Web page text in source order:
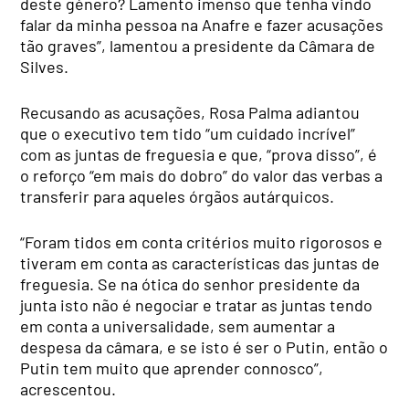
falar da minha pessoa na Anafre e fazer acusações
tão graves”, lamentou a presidente da Câmara de
Silves.
Recusando as acusações, Rosa Palma adiantou
que o executivo tem tido “um cuidado incrível”
com as juntas de freguesia e que, “prova disso”, é
o reforço “em mais do dobro” do valor das verbas a
transferir para aqueles órgãos autárquicos.
“Foram tidos em conta critérios muito rigorosos e
tiveram em conta as características das juntas de
freguesia. Se na ótica do senhor presidente da
junta isto não é negociar e tratar as juntas tendo
em conta a universalidade, sem aumentar a
despesa da câmara, e se isto é ser o Putin, então o
Putin tem muito que aprender connosco”,
acrescentou.